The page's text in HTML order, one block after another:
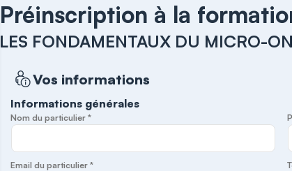
Préinscription à la
LES FONDAMENTAUX DU MICRO-
Vos informations
Informations générales
Nom du particulier *
Email du particulier *